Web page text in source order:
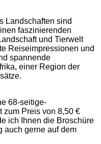
Landschaften sind
faszinierenden
und Tierwelt
Reiseimpressionen und
spannende
einer Region der
68-seitige-
zum Preis von 8,50 €
ich Ihnen die Broschüre
auch gerne auf dem